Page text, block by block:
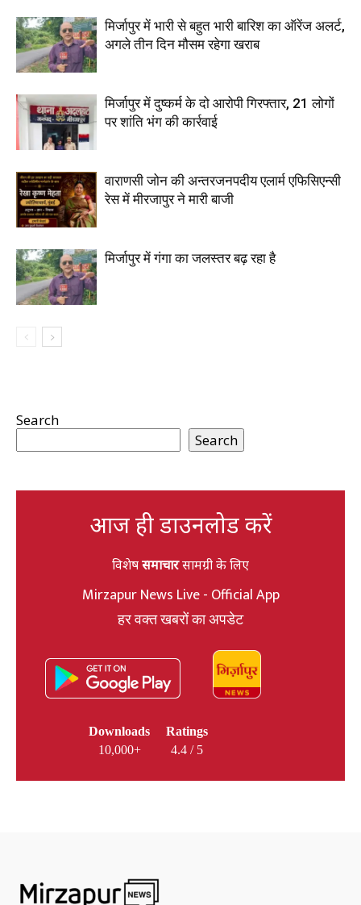
मिर्जापुर में भारी से बहुत भारी बारिश का ऑरेंज अलर्ट,
अगले तीन दिन मौसम रहेगा खराब
मिर्जापुर में दुष्कर्म के दो आरोपी गिरफ्तार, 21 लोगों
पर शांति भंग की कार्रवाई
वाराणसी जोन की अन्तरजनपदीय एलार्म एफिसिएन्सी
रेस में मीरजापुर ने मारी बाजी
मिर्जापुर में गंगा का जलस्तर बढ़ रहा है
Search
Search
आज ही डाउनलोड करें
विशेषसमाचारसामग्री के लिए
Mirzapur News Live - Official App
हर वक्त खबरों का अपडेट
Downloads
10,000+
Ratings
4.4 / 5